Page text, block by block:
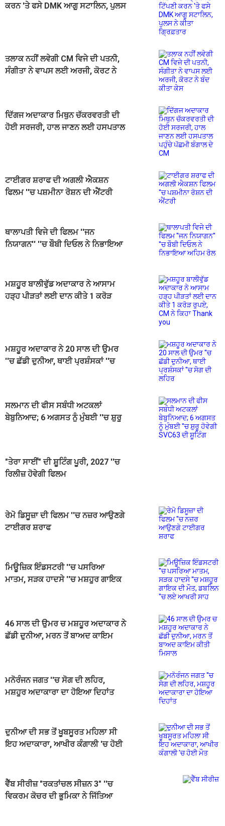
ਕਰਨ 'ਤੇ ਫਸੇ DMK ਆਗੂ ਸਟਾਲਿਨ, ਪੁਲਸ
ਤਲਾਕ ਨਹੀਂ ਲਵੇਗੀ CM ਵਿਜੇ ਦੀ ਪਤਨੀ,
ਸੰਗੀਤਾ ਨੇ ਵਾਪਸ ਲਈ ਅਰਜੀ, ਕੋਰਟ ਨੇ
ਦਿੱਗਜ ਅਦਾਕਾਰ ਮਿਥੁਨ ਚੱਕਰਵਰਤੀ ਦੀ
ਹੋਈ ਸਰਜਰੀ, ਹਾਲ ਜਾਣਨ ਲਈ ਹਸਪਤਾਲ
ਟਾਈਗਰ ਸ਼ਰਾਫ ਦੀ ਅਗਲੀ ਐਕਸ਼ਨ
ਫਿਲਮ ''ਚ ਪਸ਼ਮੀਨਾ ਰੋਸ਼ਨ ਦੀ ਐਂਟਰੀ
ਥਾਲਾਪਤੀ ਵਿਜੇ ਦੀ ਫਿਲਮ ''ਜਨ
ਨਿਯਾਗਨ'' ''ਚ ਬੌਬੀ ਦਿਓਲ ਨੇ ਨਿਭਾਇਆ
ਮਸ਼ਹੂਰ ਬਾਲੀਵੁੱਡ ਅਦਾਕਾਰ ਨੇ ਆਸਾਮ
ਹੜ੍ਹ ਪੀੜਤਾਂ ਲਈ ਦਾਨ ਕੀਤੇ 1 ਕਰੋੜ
ਮਸ਼ਹੂਰ ਅਦਾਕਾਰ ਨੇ 20 ਸਾਲ ਦੀ ਉਮਰ
''ਚ ਛੱਡੀ ਦੁਨੀਆ, ਥਾਈ ਪ੍ਰਸ਼ੰਸਕਾਂ ''ਚ
ਸਲਮਾਨ ਦੀ ਫੀਸ ਸਬੰਧੀ ਅਟਕਲਾਂ
ਬੇਬੁਨਿਆਦ; 6 ਅਗਸਤ ਨੂੰ ਮੁੰਬਈ ''ਚ ਸ਼ੁਰੂ
"ਤੇਰਾ ਸਾਈਂ" ਦੀ ਸ਼ੂਟਿੰਗ ਪੂਰੀ, 2027 ''ਚ
ਰਿਲੀਜ਼ ਹੋਵੇਗੀ ਫਿਲਮ
ਰੇਮੋ ਡਿਸੂਜ਼ਾ ਦੀ ਫਿਲਮ ''ਚ ਨਜ਼ਰ ਆਉਣਗੇ
ਟਾਈਗਰ ਸ਼ਰਾਫ
ਮਿਊਜ਼ਿਕ ਇੰਡਸਟਰੀ ''ਚ ਪਸਰਿਆ
ਮਾਤਮ, ਸੜਕ ਹਾਦਸੇ ''ਚ ਮਸ਼ਹੂਰ ਗਾਇਕ
46 ਸਾਲ ਦੀ ਉਮਰ ਚ ਮਸ਼ਹੂਰ ਅਦਾਕਾਰ ਨੇ
ਛੱਡੀ ਦੁਨੀਆ, ਮਰਨ ਤੋਂ ਬਾਅਦ ਕਾਇਮ
ਮਨੋਰੰਜਨ ਜਗਤ ''ਚ ਸੋਗ ਦੀ ਲਹਿਰ,
ਮਸ਼ਹੂਰ ਅਦਾਕਾਰਾ ਦਾ ਹੋਇਆ ਦਿਹਾਂਤ
ਦੁਨੀਆ ਦੀ ਸਭ ਤੋਂ ਖੂਬਸੂਰਤ ਮਹਿਲਾ ਸੀ
ਇਹ ਅਦਾਕਾਰਾ, ਆਖੀਰ ਕੰਗਾਲੀ 'ਚ ਹੋਈ
ਵੈੱਬ ਸੀਰੀਜ਼ "ਰਕਤਾਂਚਲ ਸੀਜ਼ਨ 3" ''ਚ
ਵਿਕਰਮ ਕੋਚਰ ਦੀ ਭੂਮਿਕਾ ਨੇ ਜਿੱਤਿਆ